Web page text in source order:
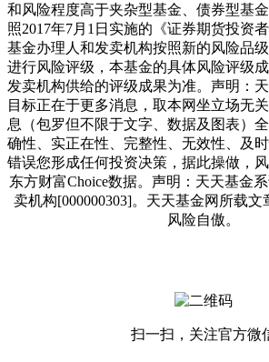
和风险程度高于夹杂型基金、债券型基
照2017年7月1日实施的《证券期货投资
基金办理人和发卖机构按照新的风险品
进行风险评级，本基金的具体风险评级
发卖机构供给的评级成果为准。声明：
目标正在于更多消息，取本网坐立场无
息（包罗但不限于文字、数据及图表）
确性、实正在性、完整性、无效性、及
错误您形成任何投资决策，据此操做，
东方财富Choice数据。声明：天天基金
卖机构[000000303]。天天基金网所载文
风险自傲。
扫一扫，关注官方微